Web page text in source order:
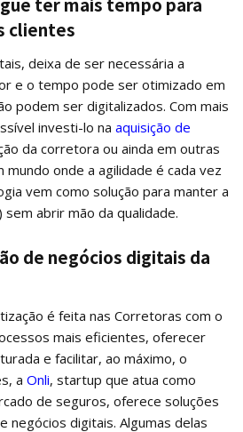
clientes
deixa de ser necessária a
e o tempo pode ser otimizado em
podem ser digitalizados. Com mais
investi-lo na aquisição de
da corretora ou ainda em outras
mundo onde a agilidade é cada vez
vem como solução para manter a
abrir mão da qualidade.
de negócios digitais da
é feita nas Corretoras com o
mais eficientes, oferecer
e facilitar, ao máximo, o
a Onli, startup que atua como
de seguros, oferece soluções
negócios digitais. Algumas delas